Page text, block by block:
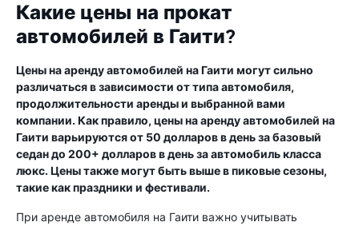
Какие цены на прокат
автомобилей в Гаити?
Цены на аренду автомобилей на Гаити могут сильно
различаться в зависимости от типа автомобиля,
продолжительности аренды и выбранной вами
компании. Как правило, цены на аренду автомобилей на
Гаити варьируются от 50 долларов в день за базовый
седан до 200+ долларов в день за автомобиль класса
люкс. Цены также могут быть выше в пиковые сезоны,
такие как праздники и фестивали.
При аренде автомобиля на Гаити важно учитывать